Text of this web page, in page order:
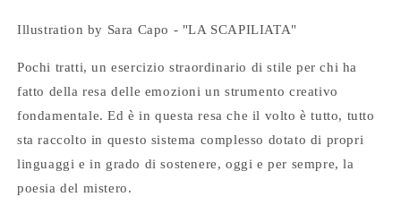
Illustration by Sara Capo - "LA SCAPILIATA"
Pochi tratti, un esercizio straordinario di stile per chi ha
fatto della resa delle emozioni un strumento creativo
fondamentale. Ed è in questa resa che il volto è tutto, tutto
sta raccolto in questo sistema complesso dotato di propri
linguaggi e in grado di sostenere, oggi e per sempre, la
poesia del mistero.